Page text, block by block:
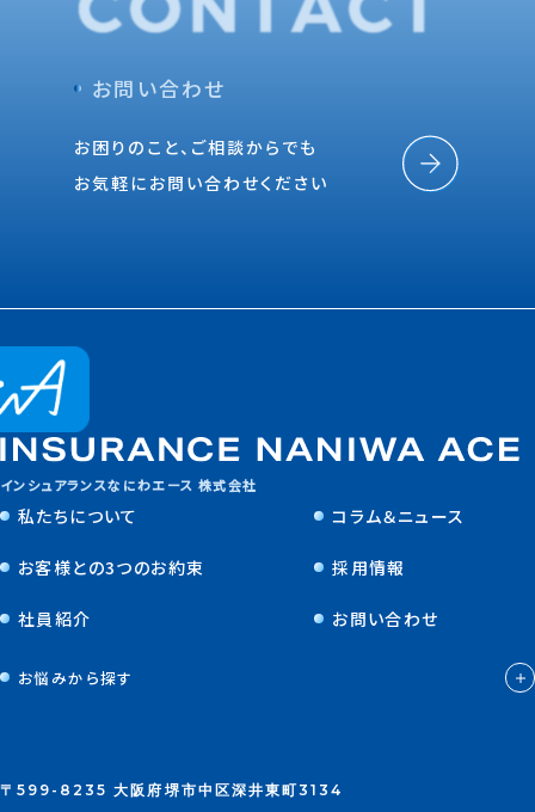
お問い合わせ
お困りのこと、ご相談からでも
お気軽にお問い合わせください
インシュアランスなにわエース 株式会社
お悩みから探す
私たちについて
お客様との3つのお約束
社員紹介
コラム＆ニュース
採用情報
お問い合わせ
〒599-8235 大阪府堺市中区深井東町3134